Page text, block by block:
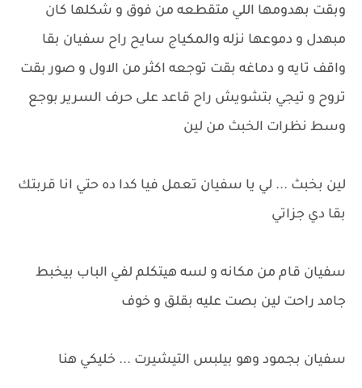
وبقت بهدومها اللي متقطعه من فوق و شكلها كان
مبهدل و دموعها نزله والمكياج سايح راح سفيان بقا
واقف تايه و دماغه بقت توجعه اكثر من الاول و صور بقت
تروح و تيجي بتشويش راح قاعد على حرف السرير بوجع
وسط نظرات الخبث من لين
لين بخبث ... لي يا سفيان تعمل فيا كدا ده حتي انا قربتك
بقا دي جزاتي
سفيان قام من مكانه و لسه هيتكلم لفي الباب بيخبط
جامد راحت لين بصت عليه بقلق و خوف
سفيان بجمود وهو بيلبس التيشيرت ... خليكي هنا